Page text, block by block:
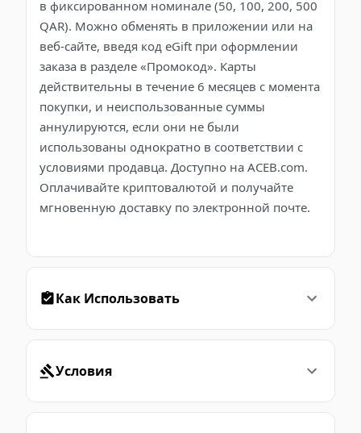
в фиксированном номинале (50, 100, 200, 500
QAR). Можно обменять в приложении или на
веб-сайте, введя код eGift при оформлении
заказа в разделе «Промокод». Карты
действительны в течение 6 месяцев с момента
покупки, и неиспользованные суммы
аннулируются, если они не были
использованы однократно в соответствии с
условиями продавца. Доступно на ACEB.com.
Оплачивайте криптовалютой и получайте
мгновенную доставку по электронной почте.
Как Использовать
Условия